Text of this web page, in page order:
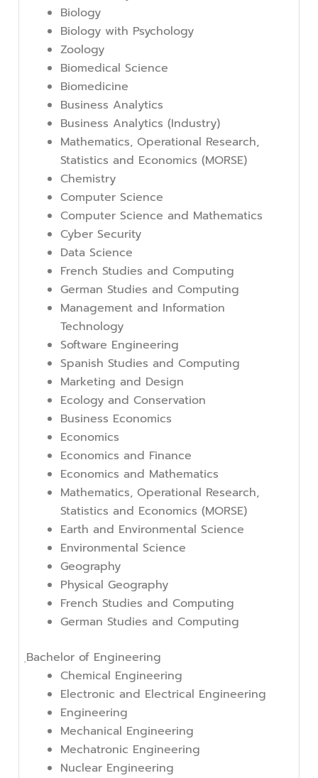
Biology
Biology with Psychology
Zoology
Biomedical Science
Biomedicine
Business Analytics
Business Analytics (Industry)
Mathematics, Operational Research,
Statistics and Economics (MORSE)
Chemistry
Computer Science
Computer Science and Mathematics
Cyber Security
Data Science
French Studies and Computing
German Studies and Computing
Management and Information
Technology
Software Engineering
Spanish Studies and Computing
Marketing and Design
Ecology and Conservation
Business Economics
Economics
Economics and Finance
Economics and Mathematics
Mathematics, Operational Research,
Statistics and Economics (MORSE)
Earth and Environmental Science
Environmental Science
Geography
Physical Geography
French Studies and Computing
German Studies and Computing
ฺBachelor of Engineering
Chemical Engineering
Electronic and Electrical Engineering
Engineering
Mechanical Engineering
Mechatronic Engineering
Nuclear Engineering